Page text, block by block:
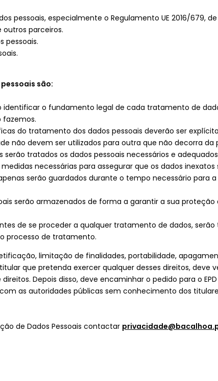
pessoais, especialmente o Regulamento UE 2016/679,
parceiros.
pessoais.
são:
identificar o fundamento legal de cada tratamento de
fazemos.
do tratamento dos dados pessoais deverão ser
não devem ser utilizados para outra que não decorra da
tratados os dados pessoais necessários e
necessárias para assegurar que os dados inexatos
serão guardados durante o tempo necessário para
serão armazenados de forma a garantir a sua
de se proceder a qualquer tratamento de dados,
de todo o processo de tratamento.
limitação de finalidades, portabilidade,
que pretenda exercer qualquer desses direitos,
Depois disso, deve encaminhar o pedido para o
com as autoridades públicas sem conhecimento dos
de Dados Pessoais contactar